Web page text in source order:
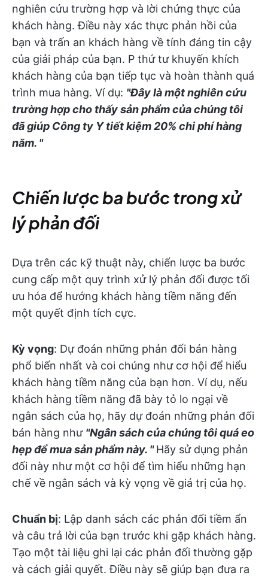
nghiên cứu trường hợp và lời chứng thực của
khách hàng. Điều này xác thực phản hồi của
bạn và trấn an khách hàng về tính đáng tin cậy
của giải pháp của bạn. P thứ tư khuyến khích
khách hàng của bạn tiếp tục và hoàn thành quá
trình mua hàng. Ví dụ: "Đây là một nghiên cứu
trường hợp cho thấy sản phẩm của chúng tôi
đã giúp Công ty Y tiết kiệm 20% chi phí hàng
năm. "
Chiến lược ba bước trong xử
lý phản đối
Dựa trên các kỹ thuật này, chiến lược ba bước
cung cấp một quy trình xử lý phản đối được tối
ưu hóa để hướng khách hàng tiềm năng đến
một quyết định tích cực.
Kỳ vọng: Dự đoán những phản đối bán hàng
phổ biến nhất và coi chúng như cơ hội để hiểu
khách hàng tiềm năng của bạn hơn. Ví dụ, nếu
khách hàng tiềm năng đã bày tỏ lo ngại về
ngân sách của họ, hãy dự đoán những phản đối
bán hàng như "Ngân sách của chúng tôi quá eo
hẹp để mua sản phẩm này. "Hãy sử dụng phản
đối này như một cơ hội để tìm hiểu những hạn
chế về ngân sách và kỳ vọng về giá trị của họ.
Chuẩn bị: Lập danh sách các phản đối tiềm ẩn
và câu trả lời của bạn trước khi gặp khách hàng.
Tạo một tài liệu ghi lại các phản đối thường gặp
và cách giải quyết. Điều này sẽ giúp bạn đưa ra